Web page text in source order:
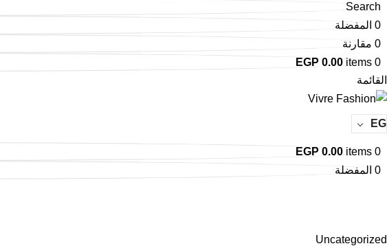
Search
0 المفضلة
0 مقارنة
0
items
EGP 0.00
القائمة
0
items
EGP 0.00
0 المفضلة
Uncategorized